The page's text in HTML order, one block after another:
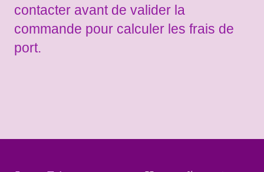
contacter avant de valider la
commande pour calculer les frais de
port.